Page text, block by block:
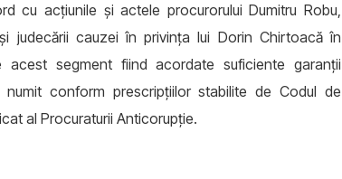
cu acțiunile și actele procurorului Dumitru Robu,
judecării cauzei în privința lui Dorin Chirtoacă în
acest segment fiind acordate suficiente garanții
conform prescripțiilor stabilite de Codul de
al Procuraturii Anticorupție.